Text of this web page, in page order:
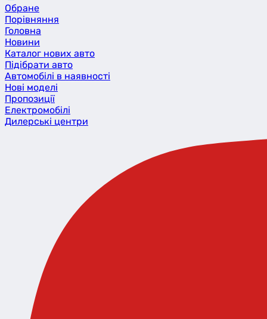
Обране
Порівняння
Головна
Новини
Каталог нових авто
Підібрати авто
Автомобілі в наявності
Нові моделі
Пропозиції
Eлектромобілі
Дилерські центри